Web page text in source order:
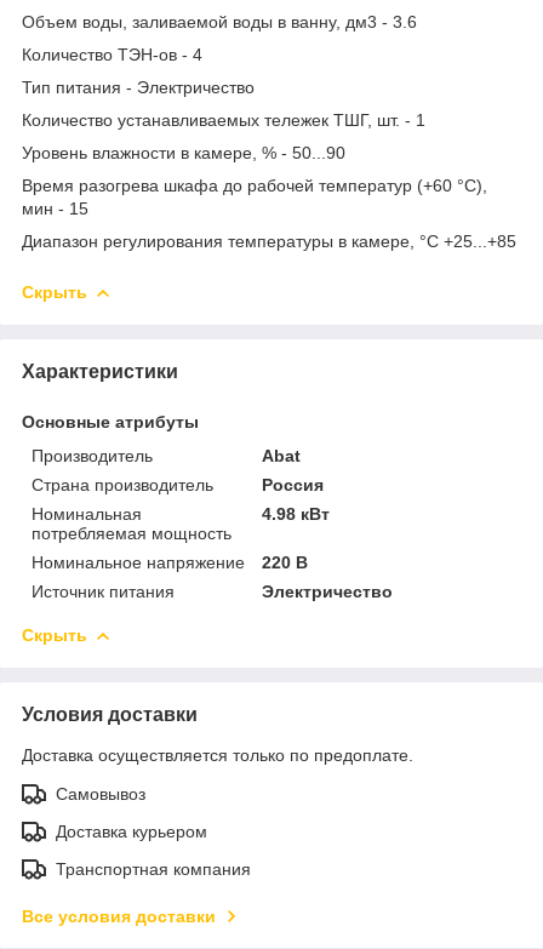
Объем воды, заливаемой воды в ванну, дм3 - 3.6
Количество ТЭН-ов - 4
Тип питания - Электричество
Количество устанавливаемых тележек ТШГ, шт. - 1
Уровень влажности в камере, % - 50...90
Время разогрева шкафа до рабочей температур (+60 °С),
мин - 15
Диапазон регулирования температуры в камере, °С +25...+85
Скрыть
Характеристики
Основные атрибуты
Производитель
Abat
Страна производитель
Россия
Номинальная
потребляемая мощность
4.98 кВт
Номинальное напряжение
220 В
Источник питания
Электричество
Скрыть
Условия доставки
Доставка осуществляется только по предоплате.
Самовывоз
Доставка курьером
Транспортная компания
Все условия доставки